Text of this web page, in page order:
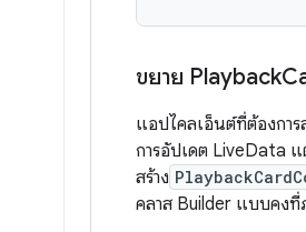
ขยาย Playback
แอปไคลเอ็นต์ที่ต้องการ
การอัปเดต LiveData
สร้าง
คลาส Builder แบบคงที่